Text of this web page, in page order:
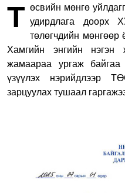
Т өсвийн мөнгө
удирдлага доорх
төлөгчдийн мөнгөөр
Хамгийн энгийн нэгэн
жамаараа ургаж
үзүүлэх нэрийдлээр
зарцуулах тушаал